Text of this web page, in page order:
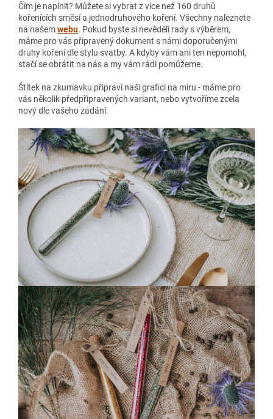
Čím je naplnit? Můžete si vybrat z více než 160 druhů
kořenících směsí a jednodruhového koření. Všechny naleznete
na našemwebu. Pokud byste si nevěděli rady s výběrem,
máme pro vás připravený dokument s námi doporučenými
druhy koření dle stylu svatby. A kdyby vám ani ten nepomohl,
stačí se obrátit na nás a my vám rádi pomůžeme.
Štítek na zkumavku připraví naši grafici na míru - máme pro
vás několik předpřipravených variant, nebo vytvoříme zcela
nový dle vašeho zadání.